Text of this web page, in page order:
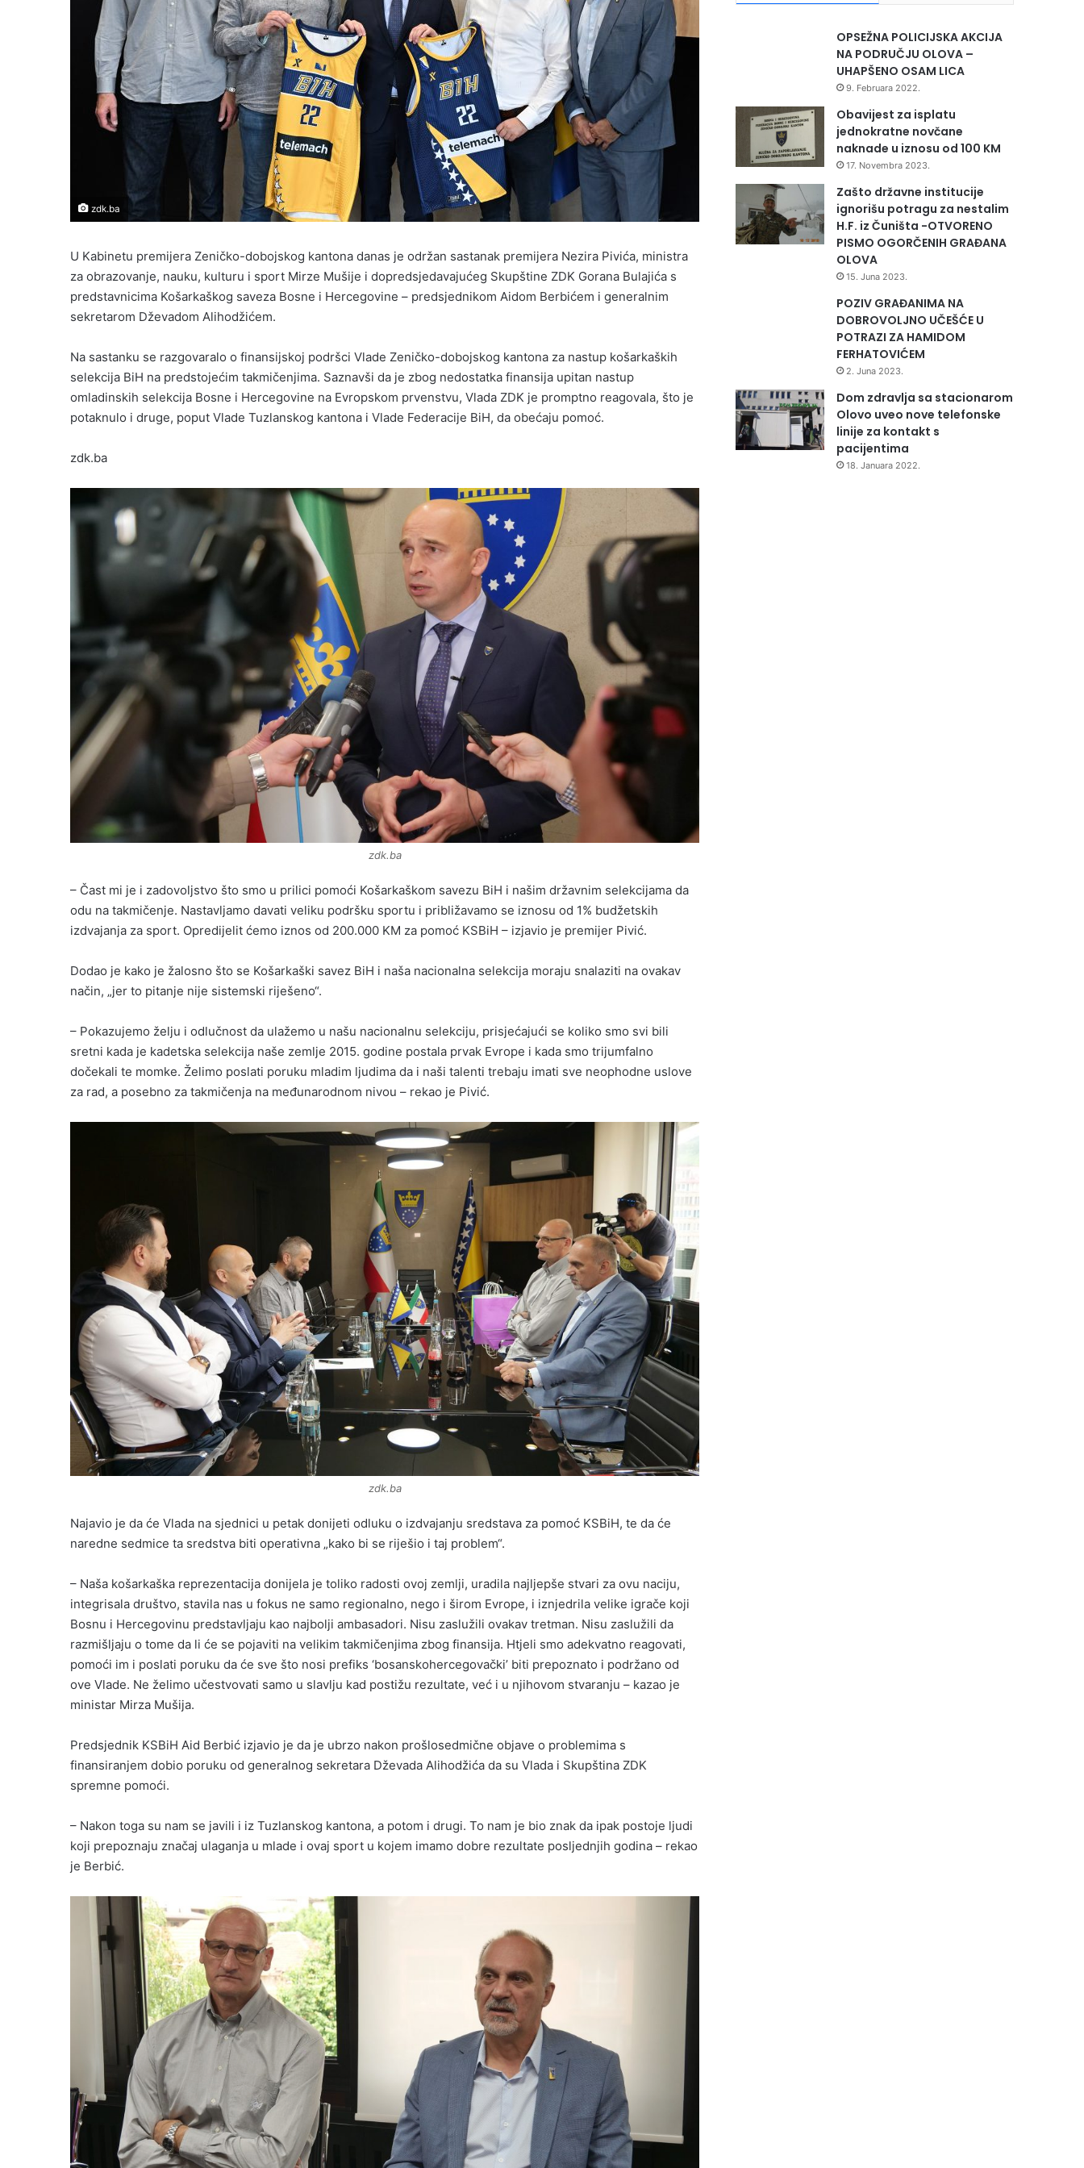
zdk.ba
U Kabinetu premijera Zeničko-dobojskog kantona danas je održan sastanak premijera Nezira Pivića, ministra
za obrazovanje, nauku, kulturu i sport Mirze Mušije i dopredsjedavajućeg Skupštine ZDK Gorana Bulajića s
predstavnicima Košarkaškog saveza Bosne i Hercegovine – predsjednikom Aidom Berbićem i generalnim
sekretarom Dževadom Alihodžićem.
Na sastanku se razgovaralo o finansijskoj podršci Vlade Zeničko-dobojskog kantona za nastup košarkaških
selekcija BiH na predstojećim takmičenjima. Saznavši da je zbog nedostatka finansija upitan nastup
omladinskih selekcija Bosne i Hercegovine na Evropskom prvenstvu, Vlada ZDK je promptno reagovala, što je
potaknulo i druge, poput Vlade Tuzlanskog kantona i Vlade Federacije BiH, da obećaju pomoć.
zdk.ba
zdk.ba
– Čast mi je i zadovoljstvo što smo u prilici pomoći Košarkaškom savezu BiH i našim državnim selekcijama da
odu na takmičenje. Nastavljamo davati veliku podršku sportu i približavamo se iznosu od 1% budžetskih
izdvajanja za sport. Opredijelit ćemo iznos od 200.000 KM za pomoć KSBiH – izjavio je premijer Pivić.
Dodao je kako je žalosno što se Košarkaški savez BiH i naša nacionalna selekcija moraju snalaziti na ovakav
način, „jer to pitanje nije sistemski riješeno“.
– Pokazujemo želju i odlučnost da ulažemo u našu nacionalnu selekciju, prisjećajući se koliko smo svi bili
sretni kada je kadetska selekcija naše zemlje 2015. godine postala prvak Evrope i kada smo trijumfalno
dočekali te momke. Želimo poslati poruku mladim ljudima da i naši talenti trebaju imati sve neophodne uslove
za rad, a posebno za takmičenja na međunarodnom nivou – rekao je Pivić.
zdk.ba
Najavio je da će Vlada na sjednici u petak donijeti odluku o izdvajanju sredstava za pomoć KSBiH, te da će
naredne sedmice ta sredstva biti operativna „kako bi se riješio i taj problem“.
– Naša košarkaška reprezentacija donijela je toliko radosti ovoj zemlji, uradila najljepše stvari za ovu naciju,
integrisala društvo, stavila nas u fokus ne samo regionalno, nego i širom Evrope, i iznjedrila velike igrače koji
Bosnu i Hercegovinu predstavljaju kao najbolji ambasadori. Nisu zaslužili ovakav tretman. Nisu zaslužili da
razmišljaju o tome da li će se pojaviti na velikim takmičenjima zbog finansija. Htjeli smo adekvatno reagovati,
pomoći im i poslati poruku da će sve što nosi prefiks ‘bosanskohercegovački’ biti prepoznato i podržano od
ove Vlade. Ne želimo učestvovati samo u slavlju kad postižu rezultate, već i u njihovom stvaranju – kazao je
ministar Mirza Mušija.
Predsjednik KSBiH Aid Berbić izjavio je da je ubrzo nakon prošlosedmične objave o problemima s
finansiranjem dobio poruku od generalnog sekretara Dževada Alihodžića da su Vlada i Skupština ZDK
spremne pomoći.
– Nakon toga su nam se javili i iz Tuzlanskog kantona, a potom i drugi. To nam je bio znak da ipak postoje ljudi
koji prepoznaju značaj ulaganja u mlade i ovaj sport u kojem imamo dobre rezultate posljednjih godina – rekao
je Berbić.
OPSEŽNA POLICIJSKA AKCIJA
NA PODRUČJU OLOVA –
UHAPŠENO OSAM LICA
9. Februara 2022.
Obavijest za isplatu
jednokratne novčane
naknade u iznosu od 100 KM
17. Novembra 2023.
Zašto državne institucije
ignorišu potragu za nestalim
H.F. iz Čuništa -OTVORENO
PISMO OGORČENIH GRAĐANA
OLOVA
15. Juna 2023.
POZIV GRAĐANIMA NA
DOBROVOLJNO UČEŠĆE U
POTRAZI ZA HAMIDOM
FERHATOVIĆEM
2. Juna 2023.
Dom zdravlja sa stacionarom
Olovo uveo nove telefonske
linije za kontakt s
pacijentima
18. Januara 2022.